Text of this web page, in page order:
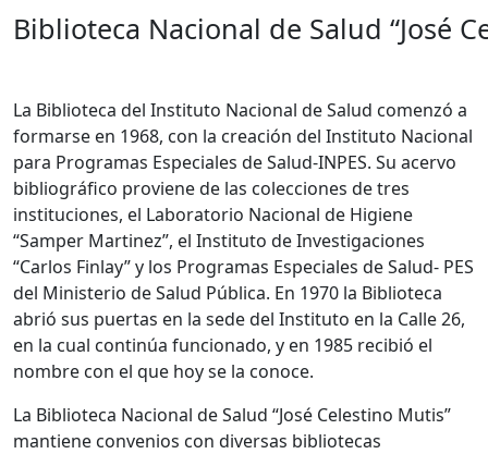
Biblioteca Nacional de Salud “José
La Biblioteca del Instituto Nacional de Salud comenzó a
formarse en 1968, con la creación del Instituto Nacional
para Programas Especiales de Salud-INPES. Su acervo
bibliográfico proviene de las colecciones de tres
instituciones, el Laboratorio Nacional de Higiene
“Samper Martinez”, el Instituto de Investigaciones
“Carlos Finlay” y los Programas Especiales de Salud- PES
del Ministerio de Salud Pública. En 1970 la Biblioteca
abrió sus puertas en la sede del Instituto en la Calle 26,
en la cual continúa funcionado, y en 1985 recibió el
nombre con el que hoy se la conoce.
La Biblioteca Nacional de Salud “José Celestino Mutis”
mantiene convenios con diversas bibliotecas